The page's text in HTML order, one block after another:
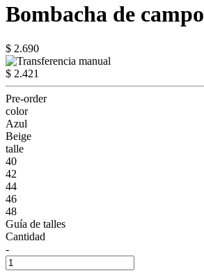
Bombacha de campo
$ 2.690
$ 2.421
Pre-order
color
Azul
Beige
talle
40
42
44
46
48
Guía de talles
Cantidad
-